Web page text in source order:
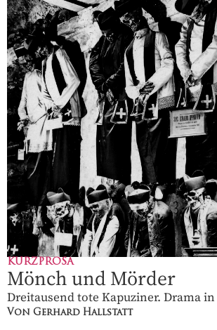
KURZPROSA
Mönch und Mörder
Dreitausend tote Kapuziner. Drama in
Von Gerhard Hallstatt